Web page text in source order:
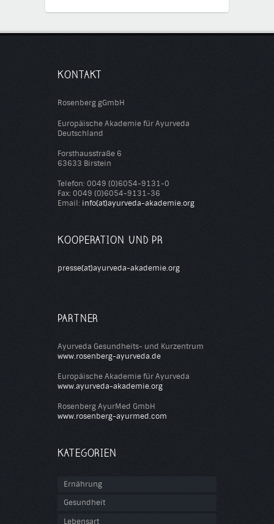
KONTAKT
Rosenberg gGmbH
Europäische Akademie für Ayurveda
Deutschland
Forsthausstraße 6
63633 Birstein
Telefon: 0049 (0)6054-9131-0
Fax: 0049 (0)6054-9131-36
Email: info(at)ayurveda-akademie.org
KOOPERATION UND PR
presse(at)ayurveda-akademie.org
PARTNER
Ayurveda Gesundheits- und Kurzentrum
www.rosenberg-ayurveda.de
Europäische Akademie für Ayurveda
www.ayurveda-akademie.org
Rosenberg AyurMed GmbH
www.rosenberg-ayurmed.com
KATEGORIEN
Ernährung
Gesundheit
Lebensart